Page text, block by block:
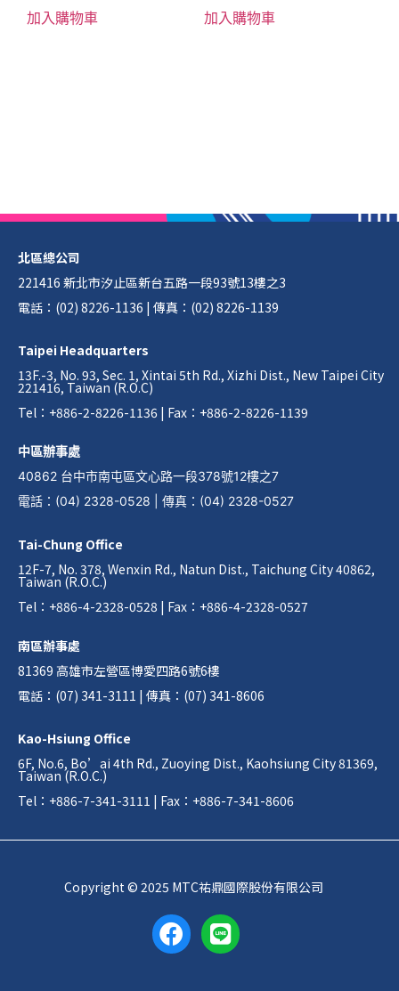
加入購物車 加入購物車
北區總公司
221416 新北市汐止區新台五路一段93號13樓之3
電話：(02) 8226-1136 | 傳真：(02) 8226-1139
Taipei Headquarters
13F.-3, No. 93, Sec. 1, Xintai 5th Rd., Xizhi Dist., New Taipei City
221416, Taiwan (R.O.C)
Tel：+886-2-8226-1136 | Fax：+886-2-8226-1139
中區辦事處
40862 台中市南屯區文心路一段378號12樓之7
電話 ： (04) 2328-0528 傳真 ： (04) 2328-0527
Tai-Chung Office
12F-7, No. 378, Wenxin Rd., Natun Dist., Taichung City 40862,
Taiwan (R.O.C.)
Tel：+886-4-2328-0528 | Fax：+886-4-2328-0527
南區辦事處
81369 高雄市左營區博愛四路6號6樓
電話：(07) 341-3111 | 傳真：(07) 341-8606
Kao-Hsiung Office
6F, No.6, Bo’ai 4th Rd., Zuoying Dist., Kaohsiung City 81369,
Taiwan (R.O.C.)
Tel：+886-7-341-3111 | Fax：+886-7-341-8606
Copyright © 2025 MTC祐鼎國際股份有限公司